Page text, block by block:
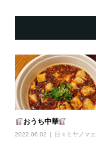
おうち中華
2022.06.02 日々ミヤノマエ